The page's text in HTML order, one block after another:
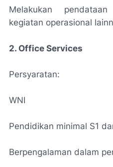
Melakukan
kegiatan operasional
2. Office Services
Persyaratan:
WNI
Pendidikan minimal S1
Berpengalaman dalam